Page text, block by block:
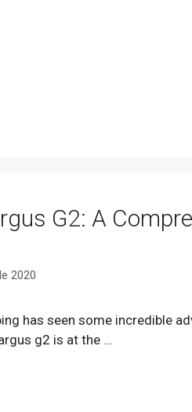
G2: A
2020
has seen some incredible
g2 is at the …